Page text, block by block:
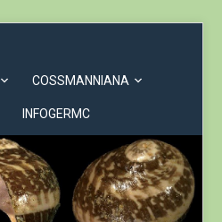
COSSMANNIANA
INFOGERMC